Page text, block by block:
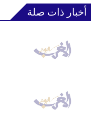
أخبار ذات صلة